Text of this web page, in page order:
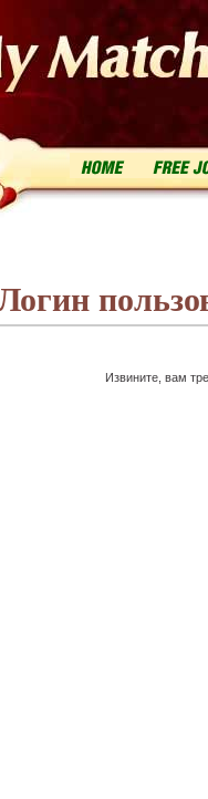
Извините, вам